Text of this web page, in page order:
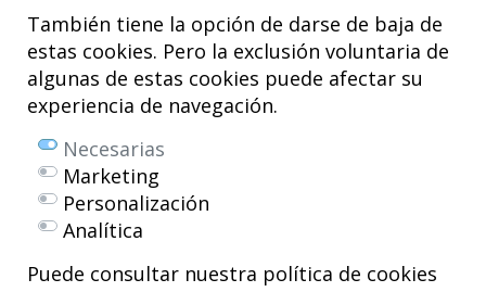
También tiene la opción de darse de baja de
estas cookies. Pero la exclusión voluntaria de
algunas de estas cookies puede afectar su
experiencia de navegación.
Necesarias
Marketing
Personalización
Analítica
Puede consultar nuestra política de cookies
C/ Duque de Wellington, 33
01010 - Vitoria-Gasteiz
Tel. +34 945 252 077
pacientes@hospitalmiks.com
El Hospital MiKS es un centro innovador dedicado a la
de patologías del
sistema musculoesquelético
pediátrica como adulta, que combina servicios médicos avanzados con
investigación, formación y divulgación en
Licenciado en Medicina y Cirugía.